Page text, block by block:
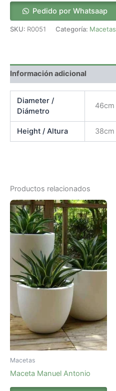
Pedido por Whatsaap
SKU: R0051 Categoría: Macetas
Información adicional
Diameter /
Diámetro
46cm
Height / Altura 38cm
Productos relacionados
Macetas
Maceta Manuel Antonio